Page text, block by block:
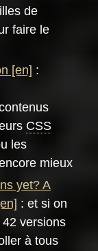
de
faire le
:
CSS
les
mieux
yet? A
: et si on
42 versions
à tous